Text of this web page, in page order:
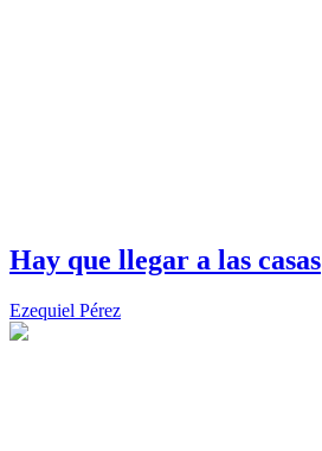
Hay que llegar a las casas
Ezequiel Pérez